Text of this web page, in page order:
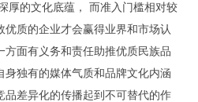
厚的文化底蕴， 而准入门槛相对较
质的企业才会赢得业界和市场认
方面有义务和责任助推优质民族品
身独有的媒体气质和品牌文化内涵
品差异化的传播起到不可替代的作